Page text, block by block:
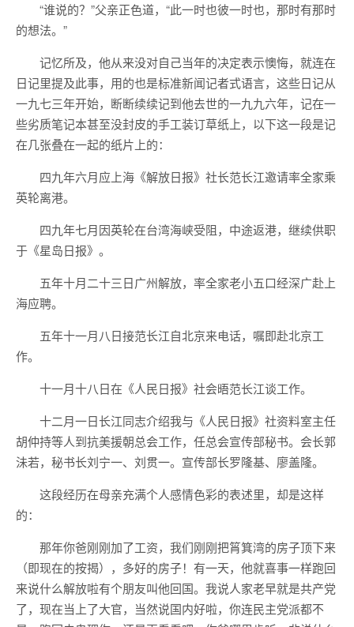
“谁说的？”父亲正色道，“此一时也彼一时也，那时有那时
的想法。”
记忆所及，他从来没对自己当年的决定表示懊悔，就连在
日记里提及此事，用的也是标准新闻记者式语言，这些日记从
一九七三年开始，断断续续记到他去世的一九九六年，记在一
些劣质笔记本甚至没封皮的手工装订草纸上，以下这一段是记
在几张叠在一起的纸片上的：
四九年六月应上海《解放日报》社长范长江邀请率全家乘
英轮离港。
四九年七月因英轮在台湾海峡受阻，中途返港，继续供职
于《星岛日报》。
五年十月二十三日广州解放，率全家老小五口经深广赴上
海应聘。
五年十一月八日接范长江自北京来电话，嘱即赴北京工
作。
十一月十八日在《人民日报》社会晤范长江谈工作。
十二月一日长江同志介绍我与《人民日报》社资料室主任
胡仲持等人到抗美援朝总会工作，任总会宣传部秘书。会长郭
沬若，秘书长刘宁一、刘贯一。宣传部长罗隆基、廖盖隆。
这段经历在母亲充满个人感情色彩的表述里，却是这样
的：
那年你爸刚刚加了工资，我们刚刚把筲箕湾的房子顶下来
（即现在的按揭），多好的房子！有一天，他就喜事一样跑回
来说什么解放啦有个朋友叫他回国。我说人家老早就是共产党
了，现在当上了大官，当然说国内好啦，你连民主党派都不